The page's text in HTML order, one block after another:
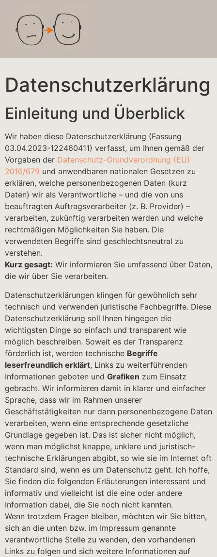
Datenschutzerklärung
Einleitung und Überblick
Wir haben diese Datenschutzerklärung (Fassung
03.04.2023-122460411) verfasst, um Ihnen gemäß der
Vorgaben der Datenschutz-Grundverordnung (EU)
2016/679 und anwendbaren nationalen Gesetzen zu
erklären, welche personenbezogenen Daten (kurz
Daten) wir als Verantwortliche – und die von uns
beauftragten Auftragsverarbeiter (z. B. Provider) –
verarbeiten, zukünftig verarbeiten werden und welche
rechtmäßigen Möglichkeiten Sie haben. Die
verwendeten Begriffe sind geschlechtsneutral zu
verstehen.
Kurz gesagt: Wir informieren Sie umfassend über Daten,
die wir über Sie verarbeiten.
Datenschutzerklärungen klingen für gewöhnlich sehr
technisch und verwenden juristische Fachbegriffe. Diese
Datenschutzerklärung soll Ihnen hingegen die
wichtigsten Dinge so einfach und transparent wie
möglich beschreiben. Soweit es der Transparenz
förderlich ist, werden technische Begriffe
leserfreundlich erklärt, Links zu weiterführenden
Informationen geboten und Grafiken zum Einsatz
gebracht. Wir informieren damit in klarer und einfacher
Sprache, dass wir im Rahmen unserer
Geschäftstätigkeiten nur dann personenbezogene Daten
verarbeiten, wenn eine entsprechende gesetzliche
Grundlage gegeben ist. Das ist sicher nicht möglich,
wenn man möglichst knappe, unklare und juristisch-
technische Erklärungen abgibt, so wie sie im Internet oft
Standard sind, wenn es um Datenschutz geht. Ich hoffe,
Sie finden die folgenden Erläuterungen interessant und
informativ und vielleicht ist die eine oder andere
Information dabei, die Sie noch nicht kannten.
Wenn trotzdem Fragen bleiben, möchten wir Sie bitten,
sich an die unten bzw. im Impressum genannte
verantwortliche Stelle zu wenden, den vorhandenen
Links zu folgen und sich weitere Informationen auf